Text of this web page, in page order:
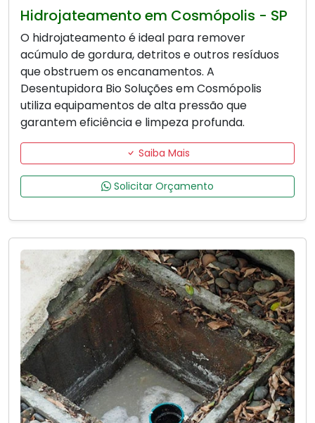
Hidrojateamento em Cosmópolis - SP
O hidrojateamento é ideal para remover
acúmulo de gordura, detritos e outros resíduos
que obstruem os encanamentos. A
Desentupidora Bio Soluções em Cosmópolis
utiliza equipamentos de alta pressão que
garantem eficiência e limpeza profunda.
Saiba Mais
Solicitar Orçamento